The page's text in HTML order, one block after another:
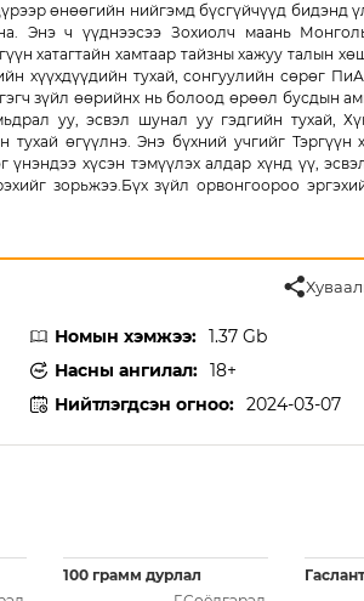
өнөөгийн нийгэмд бүсгүйчүүд бидэнд
Энэ ч үүднээсээ Зохиолч маань
хатагтайн хамтаар тайзны хажуу талын
хүүхдүүдийн тухай, сонгуулийн сөрөг
зүйл өөрийнх нь болоод өрөөл бусдын
уу, эсвэл шунал уу гэдгийн тухай,
өгүүлнэ. Энэ бүхний учгийг Тэргүүн
хүсэн тэмүүлэх алдар хүнд үү,
зорьжээ.Бүх зүйл орвонгоороо
Номын хэмжээ: 1.37 Gb
Насны ангилал: 18+
Нийтлэгдсэн огноо: 2024-03-07
100 грамм дурлал